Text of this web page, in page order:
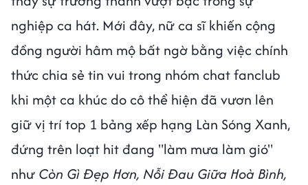
nghiệp ca hát. Mới đây, nữ ca sĩ khiến cộng
đồng người hâm mộ bất ngờ bằng việc chính
thức chia sẻ tin vui trong nhóm chat fanclub
khi một ca khúc do cô thể hiện đã vươn lên
giữ vị trí top 1 bảng xếp hạng Làn Sóng Xanh,
đứng trên loạt hit đang "làm mưa làm gió"
như Còn Gì Đẹp Hơn, Nỗi Đau Giữa Hoà Bình,